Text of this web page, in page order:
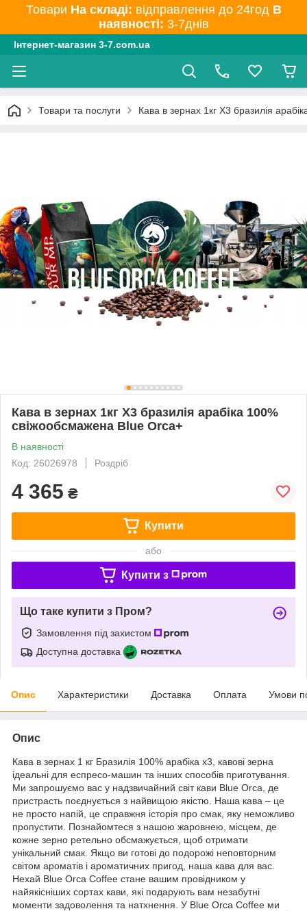
Товари На складі: відправлення до 24год В
наявності: 3-7днів
Інтернет-магазин 3-7.com.ua
Товари та послуги Кава в зернах 1кг X3 бразилія
Кава в зернах 1кг X3 бразилія арабіка 100%
свіжообсмажена Blue Orca+
В наявності
Код: 26026978
Роздріб
4 365 ₴
Купити
або
Купити з
Що таке купити з Пром?
Замовлення під захистом
Доступна доставка
Опис Характеристики Доставка Оплата Умови
Опис
Кава в зернах 1 кг Бразилія 100% арабіка x3, кавові зерна
ідеальні для еспресо-машин та інших способів приготування.
Ми запрошуємо вас у надзвичайний світ кави Blue Orca, де
пристрасть поєднується з найвищою якістю. Наша кава – це
не просто напій, це справжня історія про смак, яку неможливо
пропустити. Познайомтеся з нашою жаровнею, місцем, де
кожне зерно ретельно обсмажується, щоб отримати
унікальний смак. Якщо ви готові до подорожі неповторним
світом ароматів і ароматичних пригод, наша кава для вас.
Нехай Blue Orca Coffee стане вашим провідником у
найякісніших сортах кави, які подарують вам незабутні
моменти задоволення та натхнення. У Blue Orca Coffee ми